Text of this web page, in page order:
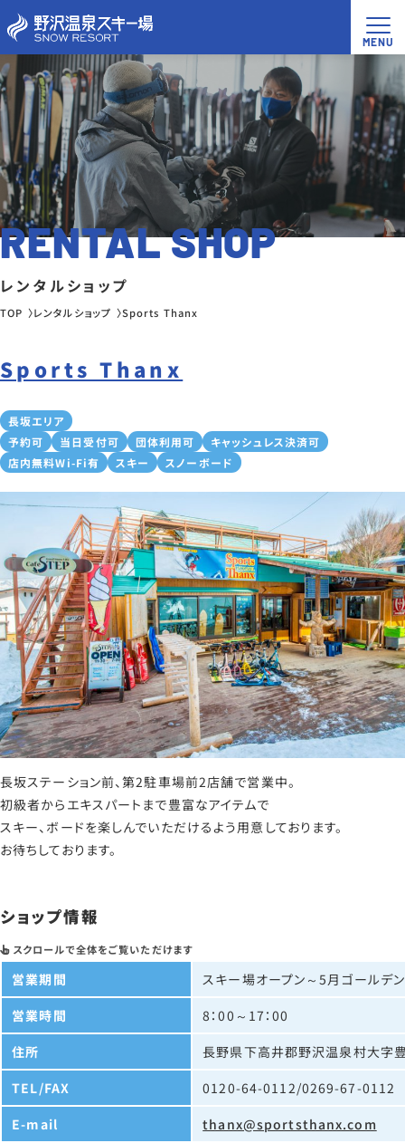
RENTAL SHOP
レンタルショップ
TOP レンタルショップ Sports Thanx
Sports Thanx
長坂エリア
予約可
当日受付可 団体利用可
キャッシュレス決済可
店内無料Wi-Fi有
スキー スノーボード
長坂ステーション前、第2駐車場前2店舗で営業中。
初級者からエキスパートまで豊富なアイテムで
スキー、ボードを楽しんでいただけるよう用意しております。
お待ちしております。
ショップ情報
営業期間
スキー場オープン～5月ゴールデ
営業時間
8：00～17：00
住所
長野県下高井郡野沢温泉村大字
TEL/FAX
0120-64-0112/0269-67-0112
E-mail
thanx@sportsthanx.com